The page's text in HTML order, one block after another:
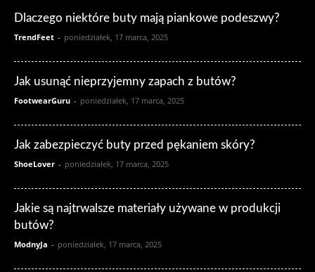
Dlaczego niektóre buty mają piankowe podeszwy?
TrendFeet - poniedziałek, 17 marca, 2025
Jak usunąć nieprzyjemny zapach z butów?
FootwearGuru - poniedziałek, 17 marca, 2025
Jak zabezpieczyć buty przed pękaniem skóry?
ShoeLover - poniedziałek, 17 marca, 2025
Jakie są najtrwalsze materiały używane w produkcji
butów?
ModnyJa - poniedziałek, 17 marca, 2025